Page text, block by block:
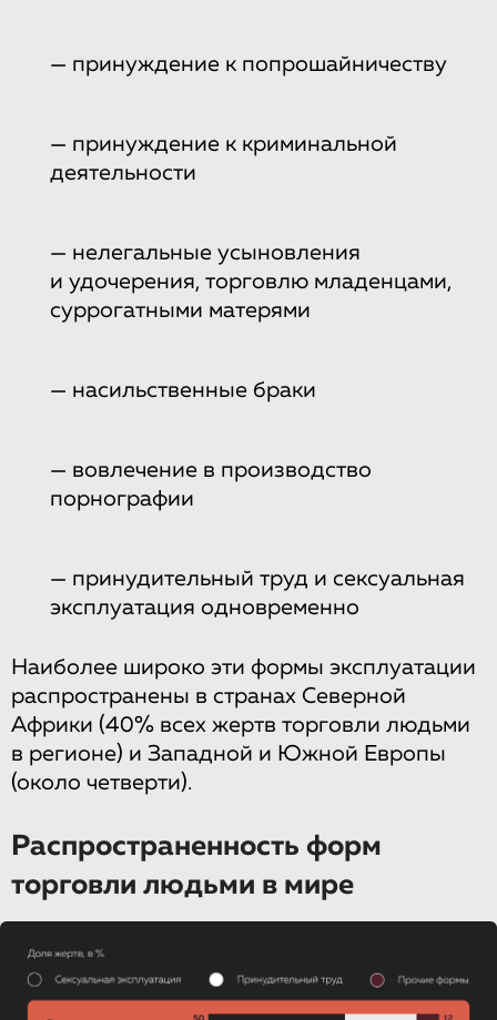
— принуждение к попрошайничеству
— принуждение к криминальной
деятельности
— нелегальные усыновления
и удочерения, торговлю младенцами,
суррогатными матерями
— насильственные браки
— вовлечение в производство
порнографии
— принудительный труд и сексуальная
эксплуатация одновременно
Наиболее широко эти формы эксплуатации
распространены в странах Северной
Африки (40% всех жертв торговли людьми
в регионе) и Западной и Южной Европы
(около четверти).
Распространенность форм
торговли людьми в мире